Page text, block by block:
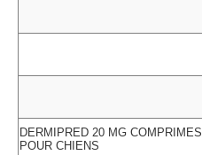
DERMIPRED 20 MG COMPRIMES
POUR CHIENS